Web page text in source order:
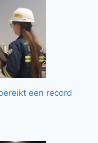
een record